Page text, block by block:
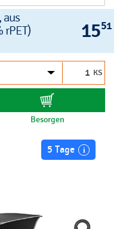
aus
rPET)
1551
KS
Besorgen
5 Tage